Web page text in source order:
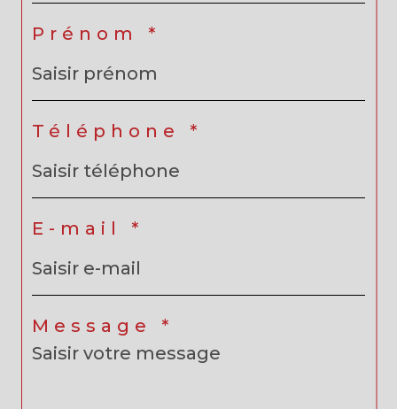
Prénom *
Téléphone *
E-mail *
Message *